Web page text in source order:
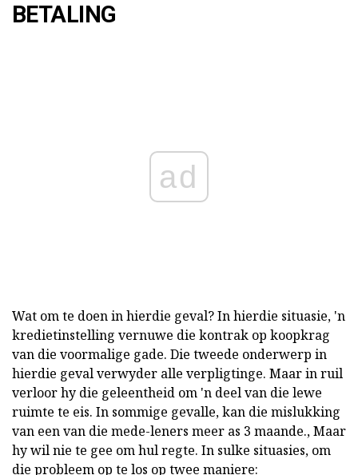
BETALING
ad
Wat om te doen in hierdie geval? In hierdie situasie, 'n
kredietinstelling vernuwe die kontrak op koopkrag
van die voormalige gade. Die tweede onderwerp in
hierdie geval verwyder alle verpligtinge. Maar in ruil
verloor hy die geleentheid om 'n deel van die lewe
ruimte te eis. In sommige gevalle, kan die mislukking
van een van die mede-leners meer as 3 maande., Maar
hy wil nie te gee om hul regte. In sulke situasies, om
die probleem op te los op twee maniere: